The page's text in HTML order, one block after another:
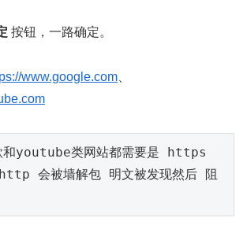
按钮，一路确定。
www.google.com
和youtube类网站都需要是 https
会被墙解包 明文被发现然后 阻